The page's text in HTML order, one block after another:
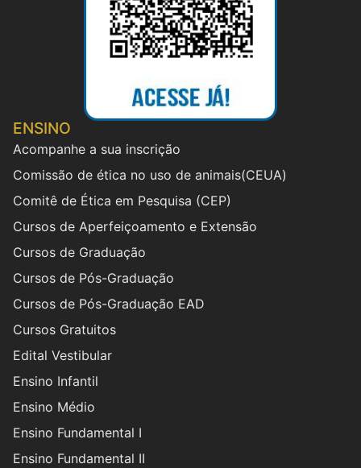
ENSINO
Acompanhe a sua inscrição
Comissão de ética no uso de animais(CEUA)
Comitê de Ética em Pesquisa (CEP)
Cursos de Aperfeiçoamento e Extensão
Cursos de Graduação
Cursos de Pós-Graduação
Cursos de Pós-Graduação EAD
Cursos Gratuitos
Edital Vestibular
Ensino Infantil
Ensino Médio
Ensino Fundamental I
Ensino Fundamental II